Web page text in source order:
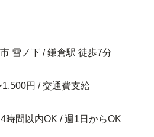
雪ノ下 / 鎌倉駅 徒歩7分
円 / 交通費支給
時間以内OK / 週1日からOK